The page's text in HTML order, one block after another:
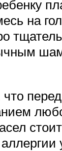
на
перед